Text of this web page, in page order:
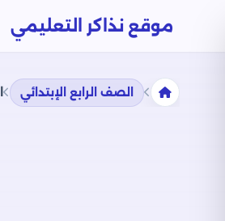
موقع نذاكر التعليمي
الصف الرابع الإبتدائي